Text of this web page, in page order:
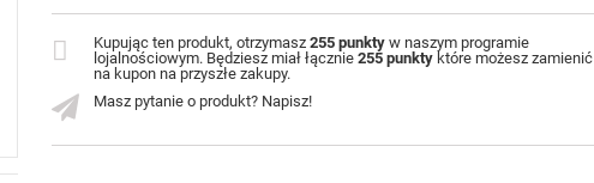
Masz pytanie o produkt? Napisz!
Kupując ten produkt, otrzymasz255 punkty w naszym programie
lojalnościowym. Będziesz miał łącznie255 punkty które możesz zamienić
na kupon na przyszłe zakupy.